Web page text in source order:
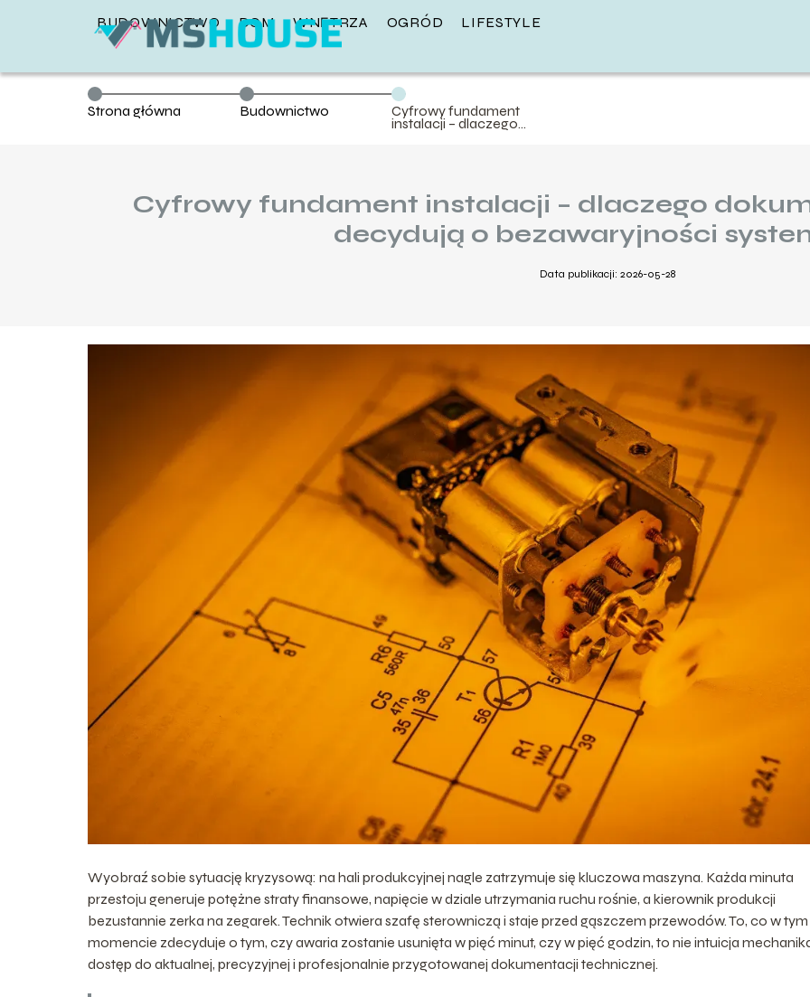
BUDOWNICTWO DOM WNĘTRZA OGRÓD LIFESTYLE
Strona główna Budownictwo Cyfrowy fundament
instalacji – dlaczego
dokumentacja i schematy
Cyfrowy fundament instalacji – dlaczego
decydują o bezawaryjności
Data publikacji: 2026-05-28
Wyobraź sobie sytuację kryzysową: na hali produkcyjnej nagle zatrzymuje się kluczowa maszyna. Każda minuta
przestoju generuje potężne straty finansowe, napięcie w dziale utrzymania ruchu rośnie, a kierownik produkcji
bezustannie zerka na zegarek. Technik otwiera szafę sterowniczą i staje przed gąszczem przewodów. To, co w tym
momencie zdecyduje o tym, czy awaria zostanie usunięta w pięć minut, czy w pięć godzin, to nie intuicja
dostęp do aktualnej, precyzyjnej i profesjonalnie przygotowanej dokumentacji technicznej.